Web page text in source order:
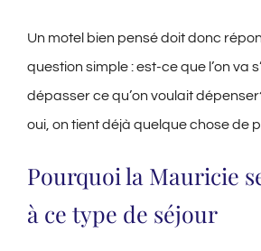
Un motel bien pensé doit donc
question simple : est-ce que l’on va
dépasser ce qu’on voulait
oui, on tient déjà quelque chose de
Pourquoi la Mauricie
à ce type de séjour